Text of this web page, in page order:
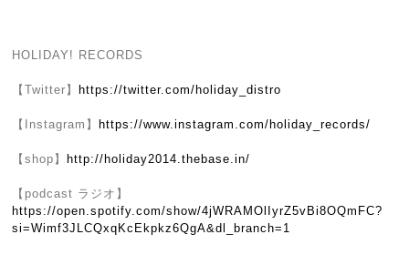
HOLIDAY! RECORDS
【Twitter】 https://twitter.com/holiday_distro
【Instagram】 https://www.instagram.com/holiday_records/
【shop】 http://holiday2014.thebase.in/
【podcast ラジオ】
https://open.spotify.com/show/4jWRAMOlIyrZ5vBi8OQmFC?
si=Wimf3JLCQxqKcEkpkz6QgA&dl_branch=1